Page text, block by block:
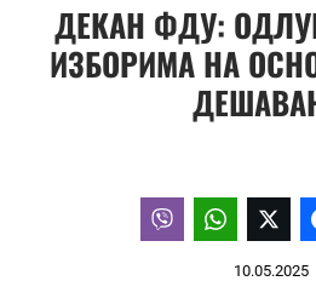
ДЕКАН ФДУ:
ИЗБОРИМА НА
10.05.2025